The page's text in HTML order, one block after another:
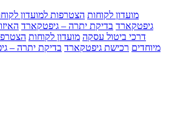
מועדון לקוחות הצטרפות למועדון
גיפטקארד בדיקת יתרה – גיפטקארד
דרכי ביטול עסקה מועדון לקוחות
מיוחדים רכישת גיפטקארד בדיקת יתרה –